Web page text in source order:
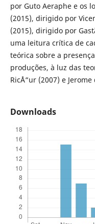
por Guto Aeraphe e os
(2015), dirigido por
(2015), dirigido por
uma leitura crítica de
teórica sobre a
produções, à luz das
RicÅ“ur (2007) e
Downloads